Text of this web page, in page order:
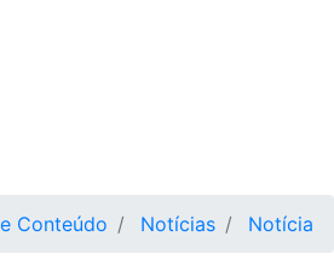
Conteúdo Notícias Notícia